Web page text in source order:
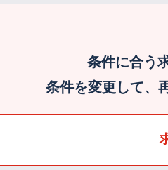
条件に合う
条件を変更して、